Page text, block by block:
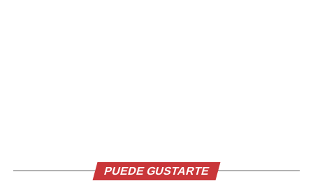
Facebook X
PUEDE GUSTARTE